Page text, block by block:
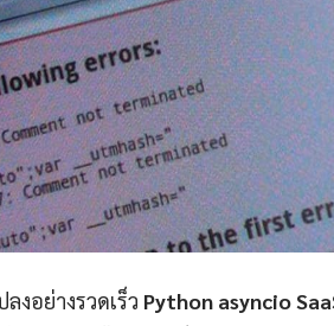
อย่างรวดเร็ว Python asyncio